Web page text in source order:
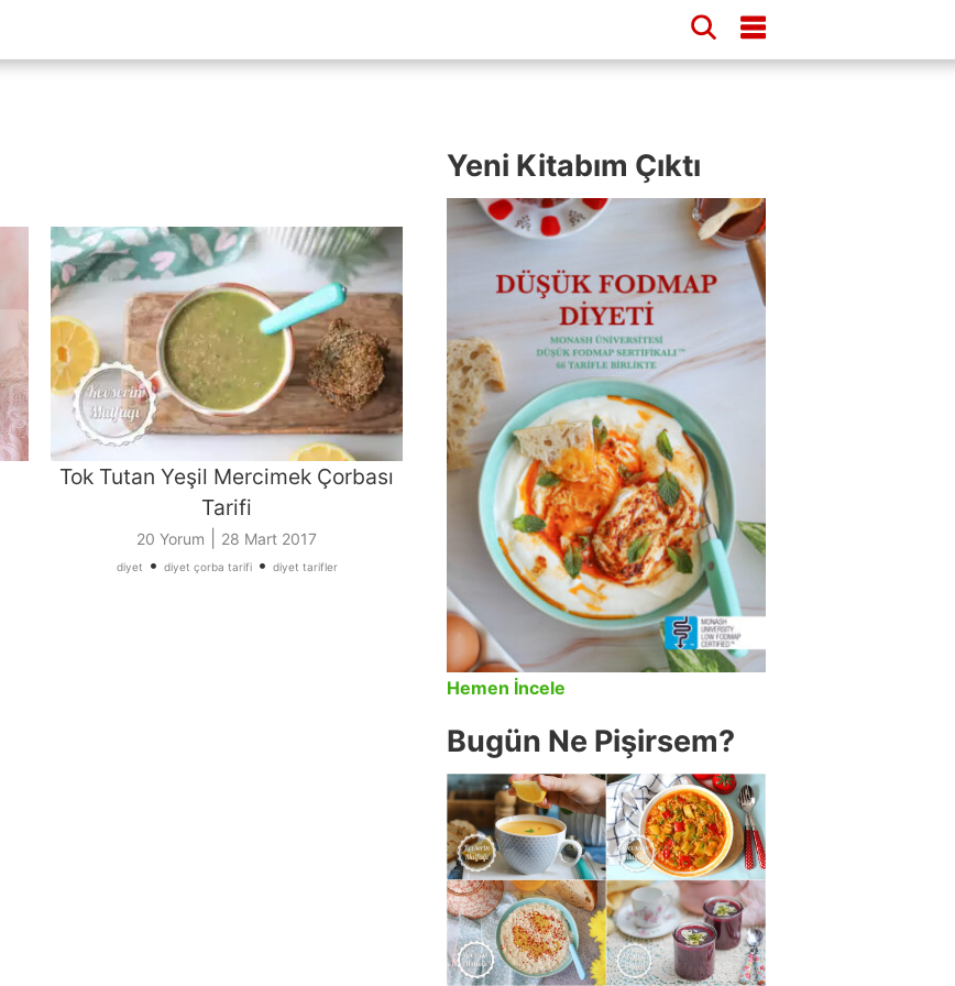
Tok Tutan Yeşil Mercimek Çorbası
Tarifi
20 Yorum 28 Mart 2017
diyet • diyet çorba tarifi• diyet tarifler
Yeni Kitabım Çıktı
Hemen İncele
Bugün Ne Pişirsem?